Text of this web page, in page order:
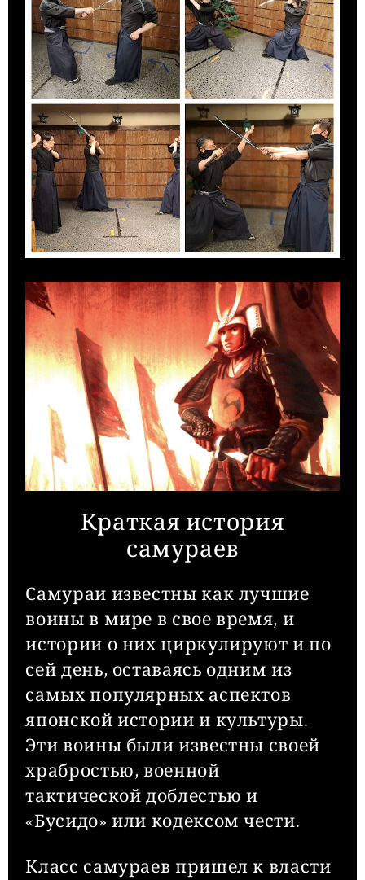
Краткая история
самураев
Самураи известны как лучшие
воины в мире в свое время, и
истории о них циркулируют и по
сей день, оставаясь одним из
самых популярных аспектов
японской истории и культуры.
Эти воины были известны своей
храбростью, военной
тактической доблестью и
«Бусидо» или кодексом чести.
Класс самураев пришел к власти